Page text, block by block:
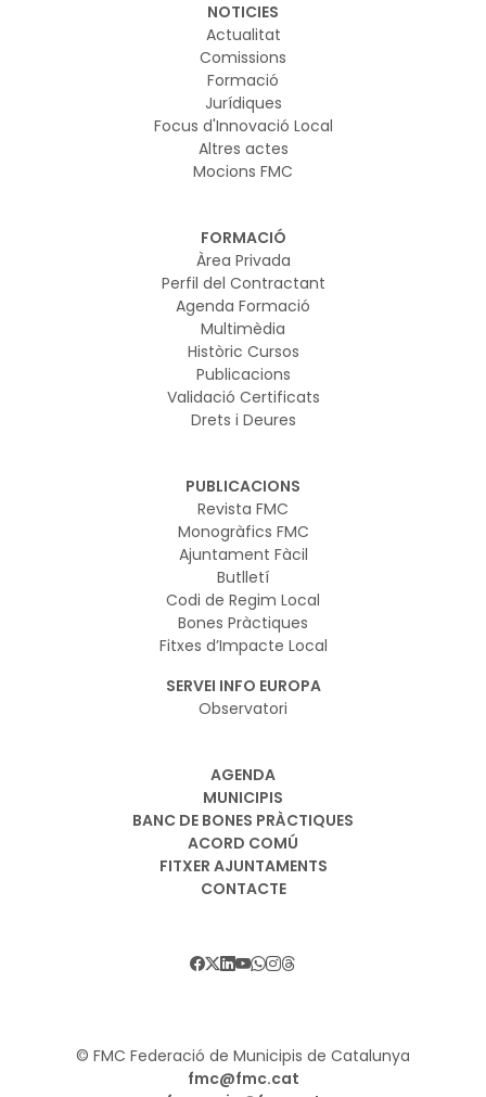
NOTICIES
Actualitat
Comissions
Formació
Jurídiques
Focus d'Innovació Local
Altres actes
Mocions FMC
FORMACIÓ
Àrea Privada
Perfil del Contractant
Agenda Formació
Multimèdia
Històric Cursos
Publicacions
Validació Certificats
Drets i Deures
PUBLICACIONS
Revista FMC
Monogràfics FMC
Ajuntament Fàcil
Butlletí
Codi de Regim Local
Bones Pràctiques
Fitxes d’Impacte Local
SERVEI INFO EUROPA
Observatori
AGENDA
MUNICIPIS
BANC DE BONES PRÀCTIQUES
ACORD COMÚ
FITXER AJUNTAMENTS
CONTACTE
© FMC Federació de Municipis de Catalunya
fmc@fmc.cat